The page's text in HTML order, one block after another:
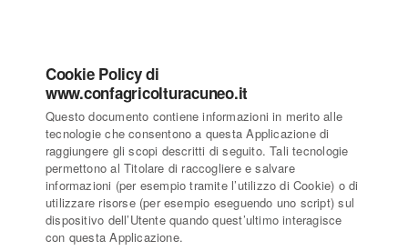
Bandi
Formazione
Convenzioni
L’Agricoltore cuneese
Fotogallery
Lavora con noi
Cookie Policy di
www.confagricolturacuneo.it
Questo documento contiene informazioni in merito alle
tecnologie che consentono a questa Applicazione di
raggiungere gli scopi descritti di seguito. Tali tecnologie
permettono al Titolare di raccogliere e salvare
informazioni (per esempio tramite l’utilizzo di Cookie) o di
utilizzare risorse (per esempio eseguendo uno script) sul
dispositivo dell’Utente quando quest’ultimo interagisce
con questa Applicazione.